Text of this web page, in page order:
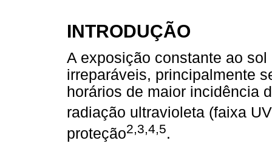
INTRODUÇÃO
A exposição constante ao
irreparáveis, principalmente
horários de maior incidência
radiação ultravioleta (faixa
proteção2,3,4,5.